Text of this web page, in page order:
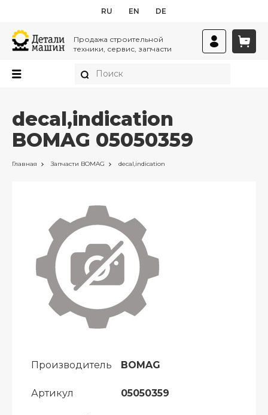
RU EN DE
Продажа строительной
техники, сервис, запчасти
decal,indication
BOMAG 05050359
Главная Запчасти BOMAG decal,indication
Производитель BOMAG
Артикул 05050359